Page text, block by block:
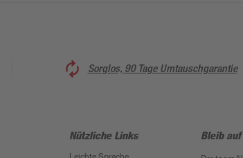
Sorglos, 90 Tage Umtauschgarantie
Nützliche Links Bleib